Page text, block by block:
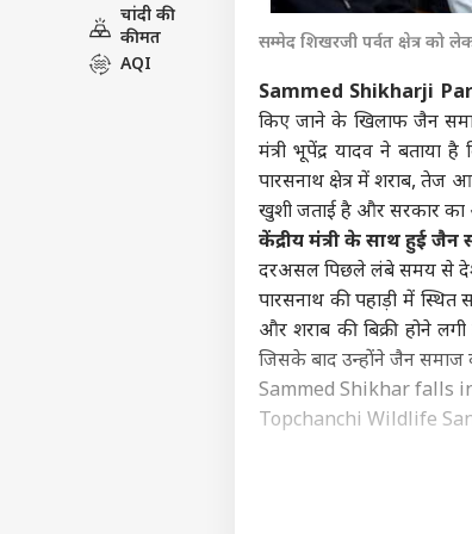
चांदी की
कीमत
AQI
सम्मेद शिखरजी पर्वत क्षेत्र को
Sammed Shikharji
किए जाने के खिलाफ जैन
मंत्री भूपेंद्र यादव ने बताया
पारसनाथ क्षेत्र में शराब, तेज
खुशी जताई है और सरकार का
केंद्रीय मंत्री के साथ हुई
दरअसल पिछले लंबे समय से
पारसनाथ की पहाड़ी में
और शराब की बिक्री होने
जिसके बाद उन्होंने जैन समाज
Sammed Shikhar falls
Topchanchi Wildlife
एडवर्टाइज विथ अस
प्राइवेसी पॉलिसी
कॉन्टैक्ट अस
सेंड फीडबैक
अबाउट अस
करियर्स
LOGIN